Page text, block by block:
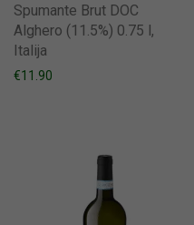
Spumante Brut DOC
Alghero (11.5%) 0.75 l,
Italija
€11.90